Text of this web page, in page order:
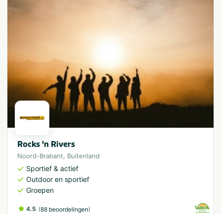
Rocks 'n Rivers
Noord-Brabant, Buitenland
Sportief & actief
Outdoor en sportief
Groepen
4.5 (88 beoordelingen)